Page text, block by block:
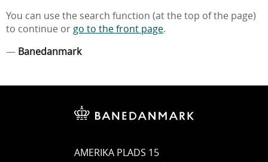
You can use the search function (at the top of the page)
to continue or go to the front page.
— Banedanmark
AMERIKA PLADS 15